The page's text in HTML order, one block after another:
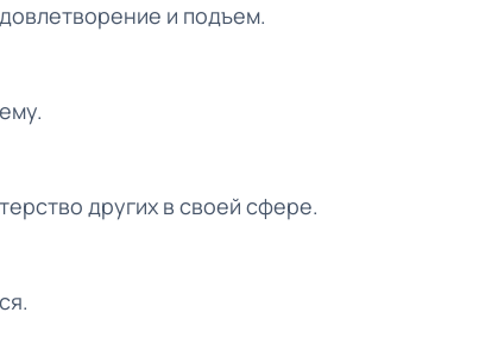
и подъем.
других в своей сфере.